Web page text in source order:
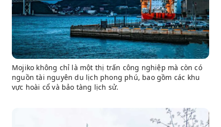
Mojiko không chỉ là một thị trấn công nghiệp mà còn có
nguồn tài nguyên du lịch phong phú, bao gồm các khu
vực hoài cổ và bảo tàng lịch sử.